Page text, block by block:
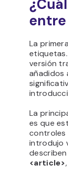
entre
La
versión
añadidos
La
es que
controles
introdujo
<article>